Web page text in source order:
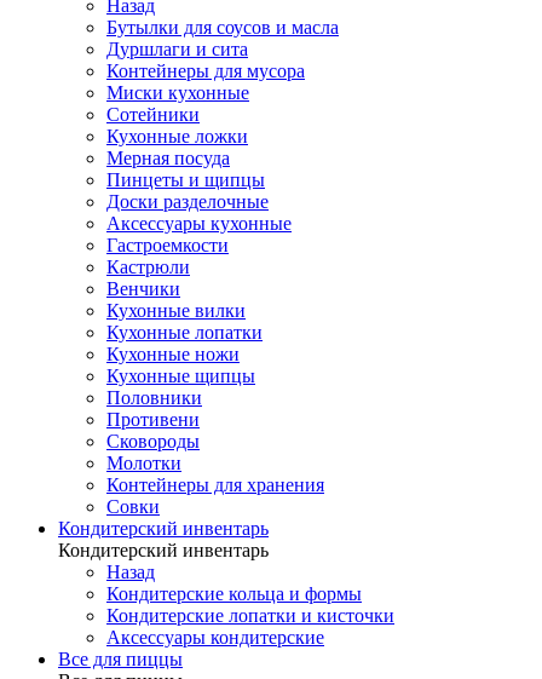
Назад
Бутылки для соусов и масла
Дуршлаги и сита
Контейнеры для мусора
Миски кухонные
Сотейники
Кухонные ложки
Мерная посуда
Пинцеты и щипцы
Доски разделочные
Аксессуары кухонные
Гастроемкости
Кастрюли
Венчики
Кухонные вилки
Кухонные лопатки
Кухонные ножи
Кухонные щипцы
Половники
Противени
Сковороды
Молотки
Контейнеры для хранения
Совки
Кондитерский инвентарь
Кондитерский инвентарь
Назад
Кондитерские кольца и формы
Кондитерские лопатки и кисточки
Аксессуары кондитерские
Все для пиццы